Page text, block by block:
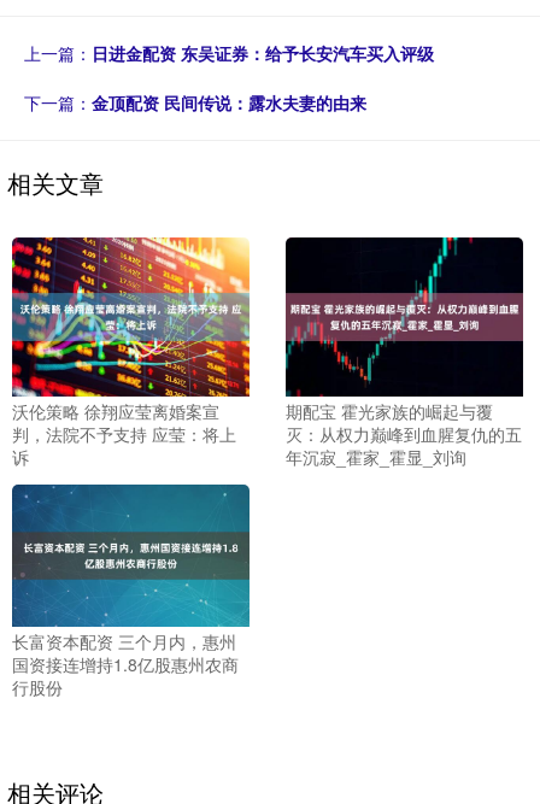
上一篇： 日进金配资 东吴证券：给予长安汽车买入评级
下一篇： 金顶配资 民间传说：露水夫妻的由来
相关文章
沃伦策略 徐翔应莹离婚案宣
判，法院不予支持 应莹：将上
诉
期配宝 霍光家族的崛起与覆
灭：从权力巅峰到血腥复仇的五
年沉寂_霍家_霍显_刘询
长富资本配资 三个月内，惠州
国资接连增持1.8亿股惠州农商
行股份
相关评论